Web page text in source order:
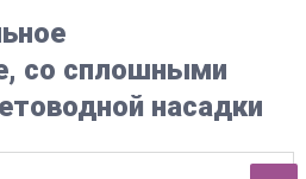
со сплошными
насадки